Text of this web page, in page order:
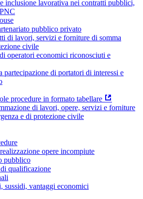
inclusione lavorativa nei contratti pubblici,
pubblico privato
di lavori, servizi e forniture di somma
civile
operatori economici riconosciuti e
partecipazione di portatori di interessi e
procedure in formato tabellare
di lavori, opere, servizi e forniture
e di protezione civile
opere incompiute
pubblico
qualificazione
sussidi, vantaggi economici